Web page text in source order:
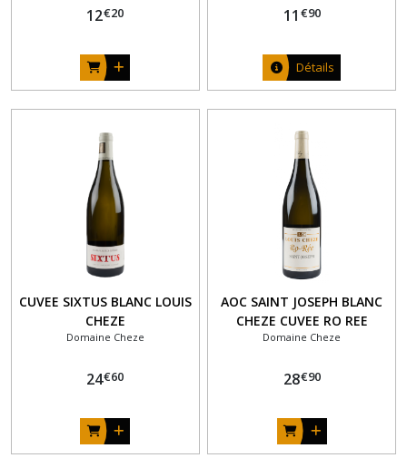
12€20 11 €90
Détails
CUVEE SIXTUS BLANC LOUIS
CHEZE
Domaine Cheze
24€60
AOC SAINT JOSEPH BLANC
CHEZE CUVEE RO REE
Domaine Cheze
28€90
LOMBARD
LES